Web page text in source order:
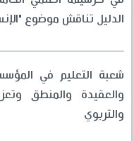
الدليل تناقش موضوع
والعقيدة والمنطق
والتربوي